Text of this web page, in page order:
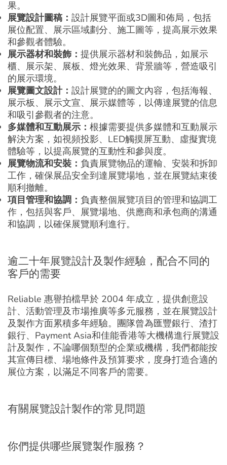
果。
展覽設計圖稿： 設計展覽平面或3D圖和佈局，包括
展位配置、展示區域劃分、施工圖等，提高展示效果
和參觀者體驗。
展示器材和裝飾： 提供展示器材和裝飾品，如展示
櫃、展示架、展板、燈光效果、背景牆等，營造吸引
的展示環境。
展覽圖文設計： 設計展覽的的圖文內容，包括海報、
展示板、展示文宣、展示媒體等，以傳達展覽的信息
和吸引參觀者的注意。
多媒體和互動展示： 根據需要提供多媒體和互動展示
解決方案，如視頻投影、LED觸摸屏互動、虛擬實境
體驗等，以提高展覽的互動性和參與度。
展覽物流和安裝： 負責展覽物品的運輸、安裝和拆卸
工作，確保展品安全到達展覽場地，並在展覽結束後
順利撤離。
項目管理和協調： 負責整個展覽項目的管理和協調工
作，包括與客戶、展覽場地、供應商和承包商的溝通
和協調，以確保展覽順利進行。
逾二十年展覽設計及製作經驗，配合不同的
客戶的需要
Reliable 惠譽拍檔早於 2004 年成立，提供創意設
計、活動管理及市場推廣等多元服務，並在展覽設計
及製作方面累積多年經驗。團隊曾為匯豐銀行、渣打
銀行、Payment Asia和佳能香港等大機構進行展覽設
計及製作，不論哪個類型的企業或機構，我們都能按
其宣傳目標、場地條件及預算要求，度身打造合適的
展位方案，以滿足不同客戶的需要。
有關展覽設計製作的常見問題
你們提供哪些展覽製作服務？